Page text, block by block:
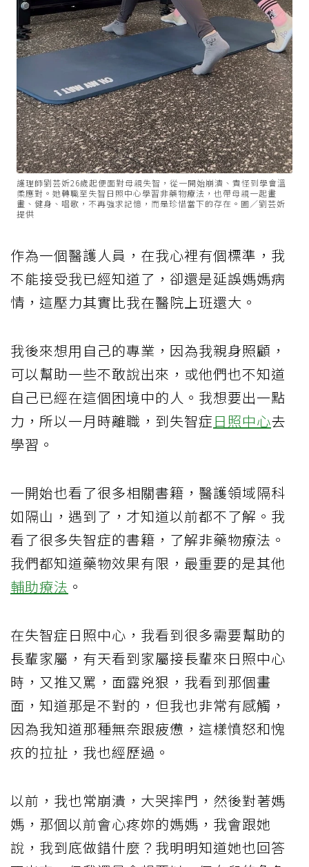
護理師劉芸妡26歲起便面對母親失智，從一開始崩潰、責怪到學會溫
柔應對。她轉職至失智日照中心學習非藥物療法，也帶母親一起畫
畫、健身、唱歌，不再強求記憶，而是珍惜當下的存在。圖／劉芸妡
提供
作為一個醫護人員，在我心裡有個標準，我
不能接受我已經知道了，卻還是延誤媽媽病
情，這壓力其實比我在醫院上班還大。
我後來想用自己的專業，因為我親身照顧，
可以幫助一些不敢說出來，或他們也不知道
自己已經在這個困境中的人。我想要出一點
力，所以一月時離職，到失智症日照中心去
學習。
一開始也看了很多相關書籍，醫護領域隔科
如隔山，遇到了，才知道以前都不了解。我
看了很多失智症的書籍，了解非藥物療法。
我們都知道藥物效果有限，最重要的是其他
輔助療法 。
在失智症日照中心，我看到很多需要幫助的
長輩家屬，有天看到家屬接長輩來日照中心
時，又推又罵，面露兇狠，我看到那個畫
面，知道那是不對的，但我也非常有感觸，
因為我知道那種無奈跟疲憊，這樣憤怒和愧
疚的拉扯，我也經歷過。
以前，我也常崩潰，大哭摔門，然後對著媽
媽，那個以前會心疼妳的媽媽，我會跟她
說，我到底做錯什麼？我明明知道她也回答